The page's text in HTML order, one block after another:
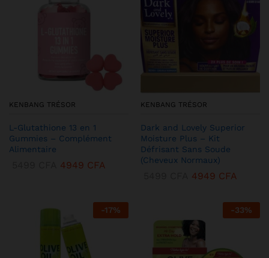
KENBANG TRÉSOR
L-Glutathione 13 en 1
Gummies – Complément
Alimentaire
4949 CFA
KENBANG TRÉSOR
Dark and Lovely Superior
Moisture Plus – Kit
Défrisant Sans Soude
(Cheveux Normaux)
4949 CFA
-17% -33%